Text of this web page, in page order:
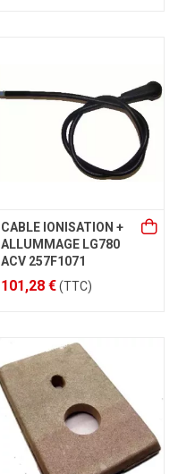
CABLE IONISATION +
ALLUMMAGE LG780
ACV 257F1071
101,28 €(TTC)